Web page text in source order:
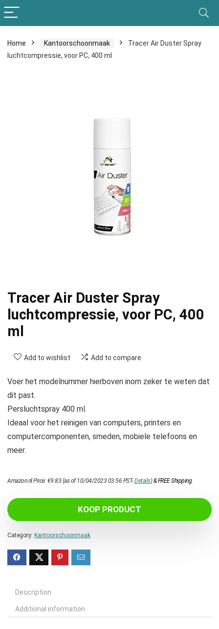
Home Kantoorschoonmaak
Tracer Air Duster Spray
luchtcompressie, voor PC, 400 ml
Tracer Air Duster Spray
luchtcompressie, voor PC, 400
ml
Add to wishlist Add to compare
Voer het modelnummer hierboven inom zeker te weten dat
dit past.
Persluchtspray 400 ml.
Ideaal voor het reinigen van computers, printers en
computercomponenten, smeden, mobiele telefoons en
meer.
Amazon.nl Price:€9.83 (as of 10/04/2023 03:56 PST-Details)&FREE Shipping.
KOOP PRODUCT
Category: Kantoorschoonmaak
Description
Additional information